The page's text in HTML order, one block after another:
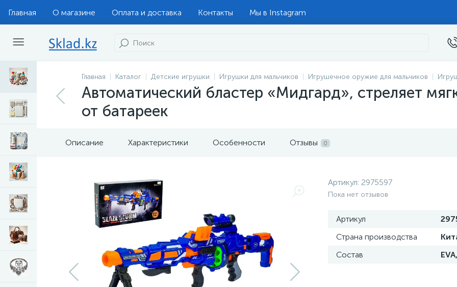
Главная О магазине Оплата и доставка Контакты Мы в Instagram
Главная Каталог Детские игрушки Игрушки для мальчиков Игрушечное оружие для мальчиков
Автоматический бластер «Мидгард», стреляет
от батареек
Описание Характеристики Особенности Отзывы 0
Артикул: 2975597
Пока нет отзывов
Артикул
Страна производства
Состав